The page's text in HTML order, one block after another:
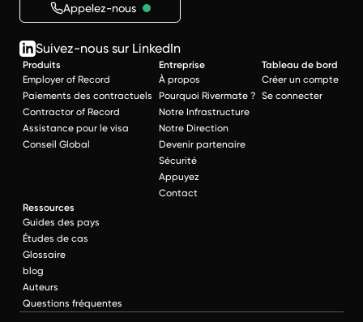
Appelez-nous
Suivez-nous sur LinkedIn
Produits
Employer of Record
Paiements des contractuels
Contractor of Record
Assistance pour le visa
Conseil Global
Entreprise
À propos
Pourquoi Rivermate ?
Notre Infrastructure
Notre Direction
Devenir partenaire
Sécurité
Appuyez
Contact
Tableau de bord
Créer un compte
Se connecter
Ressources
Guides des pays
Études de cas
Glossaire
blog
Auteurs
Questions fréquentes